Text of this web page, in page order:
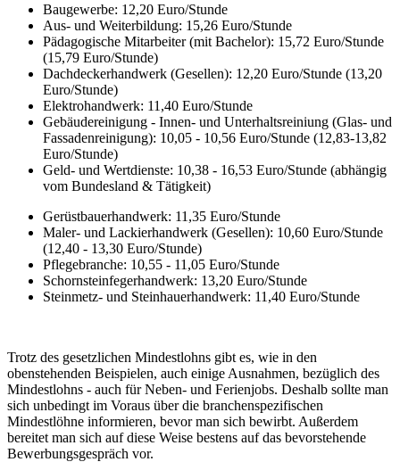
Baugewerbe: 12,20 Euro/Stunde
Aus- und Weiterbildung: 15,26 Euro/Stunde
Pädagogische Mitarbeiter (mit Bachelor): 15,72 Euro/Stunde
(15,79 Euro/Stunde)
Dachdeckerhandwerk (Gesellen): 12,20 Euro/Stunde (13,20
Euro/Stunde)
Elektrohandwerk: 11,40 Euro/Stunde
Gebäudereinigung - Innen- und Unterhaltsreiniung (Glas- und
Fassadenreinigung): 10,05 - 10,56 Euro/Stunde (12,83-13,82
Euro/Stunde)
Geld- und Wertdienste: 10,38 - 16,53 Euro/Stunde (abhängig
vom Bundesland & Tätigkeit)
Gerüstbauerhandwerk: 11,35 Euro/Stunde
Maler- und Lackierhandwerk (Gesellen): 10,60 Euro/Stunde
(12,40 - 13,30 Euro/Stunde)
Pflegebranche: 10,55 - 11,05 Euro/Stunde
Schornsteinfegerhandwerk: 13,20 Euro/Stunde
Steinmetz- und Steinhauerhandwerk: 11,40 Euro/Stunde
Trotz des gesetzlichen Mindestlohns gibt es, wie in den
obenstehenden Beispielen, auch einige Ausnahmen, bezüglich des
Mindestlohns - auch für Neben- und Ferienjobs. Deshalb sollte man
sich unbedingt im Voraus über die branchenspezifischen
Mindestlöhne informieren, bevor man sich bewirbt. Außerdem
bereitet man sich auf diese Weise bestens auf das bevorstehende
Bewerbungsgespräch vor.